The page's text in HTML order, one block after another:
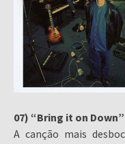
07) “Bring it on Down”
A canção mais